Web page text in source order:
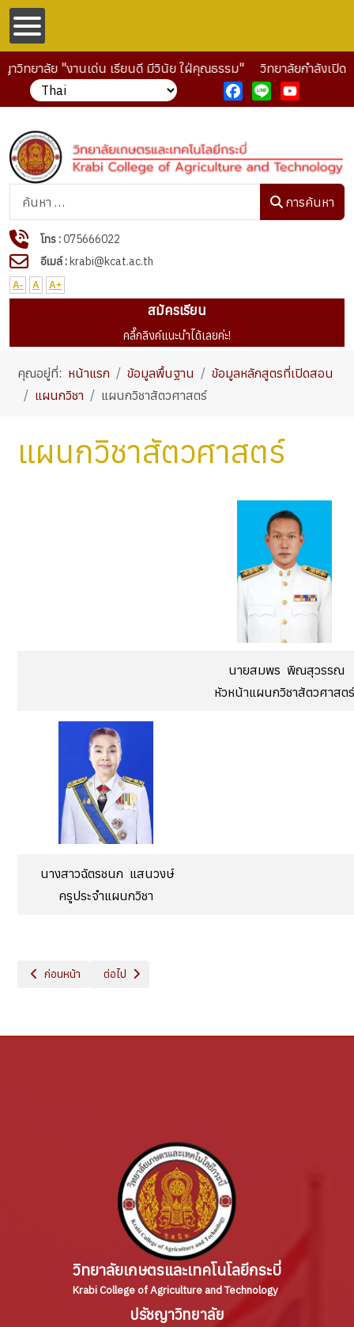
วิทยาลัย "งานเด่น เรียนดี มีวินัย ใฝ่คุณธรรม" วิทยาลัยกำลังเปิด
Facebook
Line YouTube
การค้นหา การค้นหา
โทร :075666022
อีเมล์ :krabi@kcat.ac.th
A- A A+
สมัครเรียน
คลื๊กลิงค์แนะนำได้เลยค่ะ!
คุณอยู่ที่: หน้าแรก ข้อมูลพื้นฐาน
ข้อมูลหลักสูตรที่เปิดสอน
แผนกวิชา
แผนกวิชาสัตวศาสตร์
แผนกวิชาสัตวศาสตร์
นายสมพร พิณสุวรรณ
หัวหน้าแผนกวิชาสัตวศาสต
นางสาวฉัตรชนก แสนวงษ์
ครูประจำแผนกวิชา
เนื้อหาก่อนหน้า: แผนกวิชาบริหารธุรกิจ
ก่อนหน้า เนื้อหาถัดไป: แผนกวิชาพืชศาสตร์
ต่อไป
วิทยาลัยเกษตรและเทคโนโลยีกระบี่
Krabi College of Agriculture and Technology
ปรัชญาวิทยาลัย